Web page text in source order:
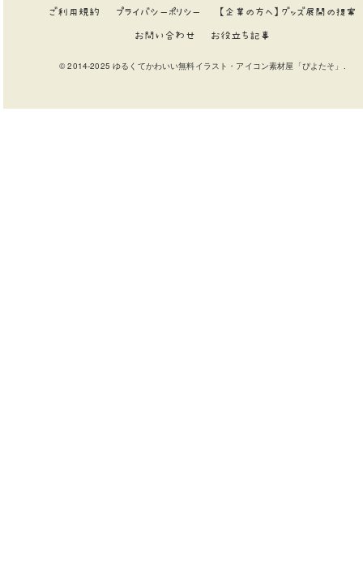
ご利用規約 プライバシーポリシー 【企業の方へ】グッズ展開の提案
お問い合わせ お役立ち記事
© 2014-2025 ゆるくてかわいい無料イラスト・アイコン素材屋「ぴよたそ」.